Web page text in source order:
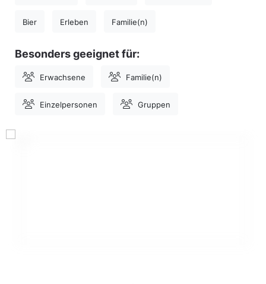
Bier Erleben Familie(n)
Besonders geeignet für:
Erwachsene Familie(n)
Einzelpersonen Gruppen